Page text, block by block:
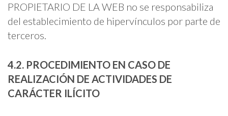
PROPIETARIO DE LA WEB no se responsabiliza
del establecimiento de hipervínculos por parte de
terceros.
4.2. PROCEDIMIENTO EN CASO DE
REALIZACIÓN DE ACTIVIDADES DE
CARÁCTER ILÍCITO